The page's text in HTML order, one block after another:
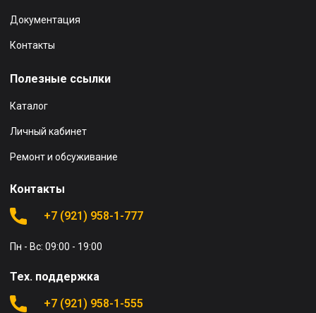
Документация
Контакты
Полезные ссылки
Каталог
Личный кабинет
Ремонт и обсуживание
Контакты
+7 (921) 958-1-777
Пн - Вс: 09:00 - 19:00
Тех. поддержка
+7 (921) 958-1-555